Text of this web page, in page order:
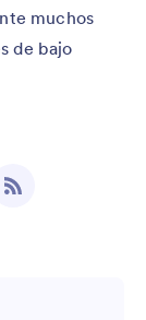
muchos
de bajo